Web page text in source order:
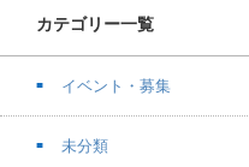
カテゴリー一覧
イベント・募集
未分類